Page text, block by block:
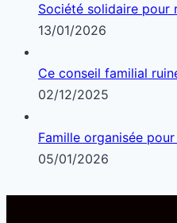
Société solidaire pour
13/01/2026
Ce conseil familial
02/12/2025
Famille organisée
05/01/2026